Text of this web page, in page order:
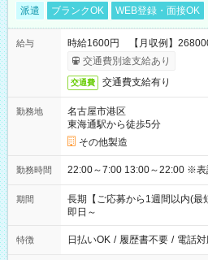
派遣 ブランクOK WEB登録・面接OK
給与
時給1600円 【月収例】
交通費別途支給あり
交通費 交通費支給有り
勤務地
名古屋市港区
東海通駅から徒歩5分
その他製造
勤務時間 22:00～
期間
長期【ご応募から1週間以内(最
即日～
特徴 日払いOK / 履歴書不要 / 電話